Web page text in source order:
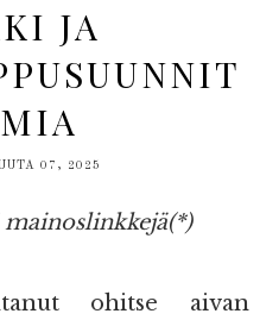
JA
07, 2025
mainoslinkkejä(*)
ohitse aivan